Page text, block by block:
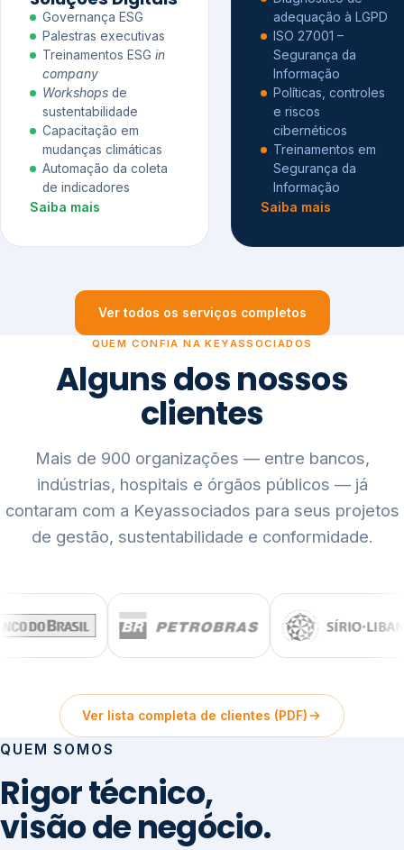
Governança ESG
Palestras executivas
Treinamentos ESG in
company
Workshops de
sustentabilidade
Capacitação em
mudanças climáticas
Automação da coleta
de indicadores
Saiba mais
adequação à LGPD
ISO 27001 –
Segurança da
Informação
Políticas, controles
e riscos
cibernéticos
Treinamentos em
Segurança da
Informação
Saiba mais
Ver todos os serviços completos
QUEM CONFIA NA KEYASSOCIADOS
Alguns dos nossos
clientes
Mais de 900 organizações — entre bancos,
indústrias, hospitais e órgãos públicos — já
contaram com a Keyassociados para seus projetos
de gestão, sustentabilidade e conformidade.
Ver lista completa de clientes (PDF)
QUEM SOMOS
Rigor técnico,
visão de negócio.